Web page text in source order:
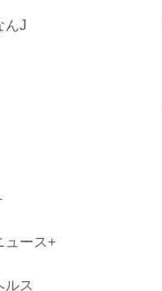
んJ
ュース+
ルス